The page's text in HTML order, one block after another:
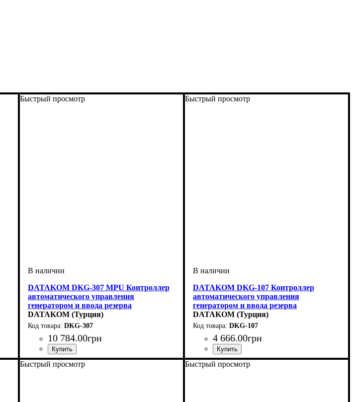
Быстрый просмотр
DATAKOM DKG-307 MPU Контроллер
автоматического управления
генератором и ввода резерва
DATAKOM (Турция)
DKG-307
10 784.00грн
Быстрый просмотр
DATAKOM DKG-107 Контроллер
автоматического управления
генератором и ввода резерва
DATAKOM (Турция)
DKG-107
4 666.00грн
Быстрый просмотр Быстрый просмотр